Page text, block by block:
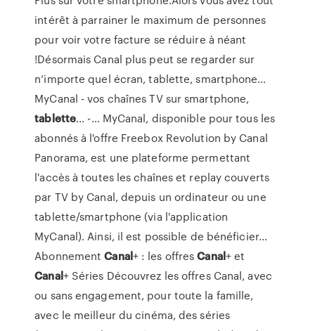
intérêt à parrainer le maximum de personnes
pour voir votre facture se réduire à néant
!Désormais Canal plus peut se regarder sur
n’importe quel écran, tablette, smartphone…
MyCanal - vos chaînes TV sur smartphone,
tablette... -… MyCanal, disponible pour tous les
abonnés à l'offre Freebox Revolution by Canal
Panorama, est une plateforme permettant
l'accès à toutes les chaînes et replay couverts
par TV by Canal, depuis un ordinateur ou une
tablette/smartphone (via l'application
MyCanal). Ainsi, il est possible de bénéficier...
AbonnementCanal+ : les offresCanal+ et
Canal+ Séries Découvrez les offres Canal, avec
ou sans engagement, pour toute la famille,
avec le meilleur du cinéma, des séries